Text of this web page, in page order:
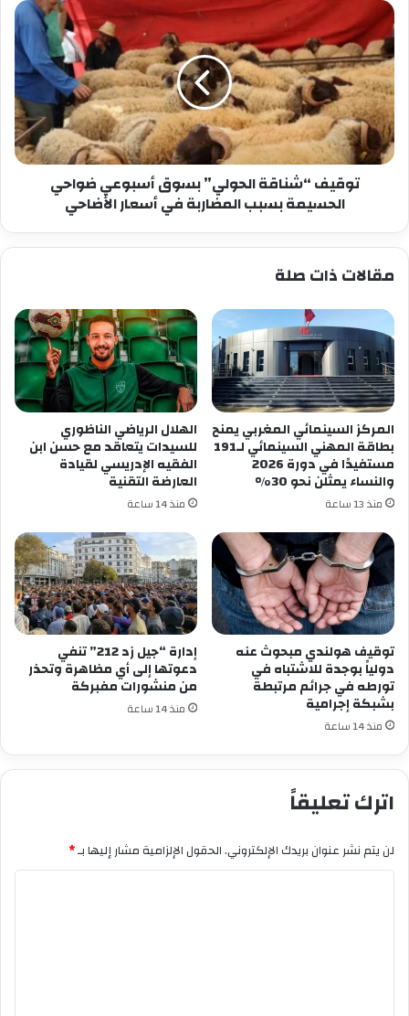
احترافي
توقيف
“شناقة
الحولي”
بسوق
أسبوعي
ضواحي
الحسيمة
بسبب
المضاربة
توقيف “شناقة الحولي” بسوق أسبوعي ضواحي
الحسيمة بسبب المضاربة في أسعار الأضاحي
مقالات ذات صلة
المركز السينمائي المغربي يمنح
بطاقة المهني السينمائي لـ191
مستفيدًا في دورة 2026
والنساء يمثلن نحو 30%
منذ 13 ساعة
الهلال الرياضي الناظوري
للسيدات يتعاقد مع حسن ابن
الفقيه الإدريسي لقيادة
العارضة التقنية
منذ 14 ساعة
توقيف هولندي مبحوث عنه
دولياً بوجدة للاشتباه في
تورطه في جرائم مرتبطة
بشبكة إجرامية
منذ 14 ساعة
إدارة “جيل زد 212” تنفي
دعوتها إلى أي مظاهرة وتحذر
من منشورات مفبركة
منذ 14 ساعة
اترك تعليقاً
لن يتم نشر عنوان بريدك الإلكتروني.الحقول الإلزامية مشار إليها بـ*